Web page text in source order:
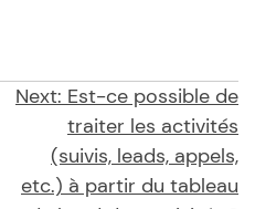
Next: Est-ce possible de
traiter les activités
(suivis, leads, appels,
etc.) à partir du tableau